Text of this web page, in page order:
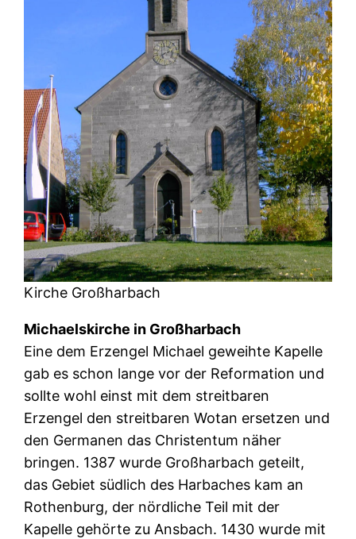
Kirche Großharbach
Michaelskirche in Großharbach
Eine dem Erzengel Michael geweihte Kapelle
gab es schon lange vor der Reformation und
sollte wohl einst mit dem streitbaren
Erzengel den streitbaren Wotan ersetzen und
den Germanen das Christentum näher
bringen. 1387 wurde Großharbach geteilt,
das Gebiet südlich des Harbaches kam an
Rothenburg, der nördliche Teil mit der
Kapelle gehörte zu Ansbach. 1430 wurde mit